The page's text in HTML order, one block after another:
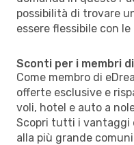
possibilità di trovare
essere flessibile con
Sconti per i membri
Come membro di
offerte esclusive e
voli, hotel e auto a
Scopri tutti i vantaggi
alla più grande